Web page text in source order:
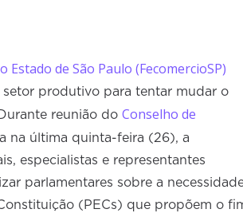
de São Paulo (FecomercioSP)
produtivo para tentar mudar o
reunião do Conselho de
na última quinta-feira (26), a
especialistas e representantes
parlamentares sobre a
(PECs) que propõem o